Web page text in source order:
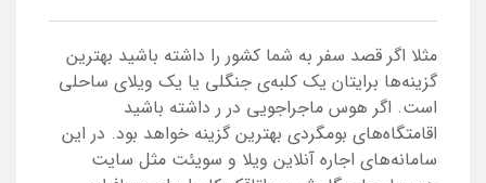
مثلا اگر قصد سفر به شما کشور را داشته باشید بهترین
گزینه‌ها برایتان یک کلبه‌ی جنگلی یا یک ویلای ساحلی
است. اگر هوس ماجراجویی در ر داشته باشید
اقامتگاه‌های بومگردی بهترین گزینه خواهد بود. در این
سامانه‌های اجاره آنلاین ویلا و سویئت مثل سایت